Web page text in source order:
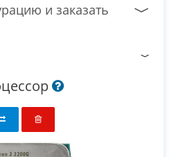
и заказать